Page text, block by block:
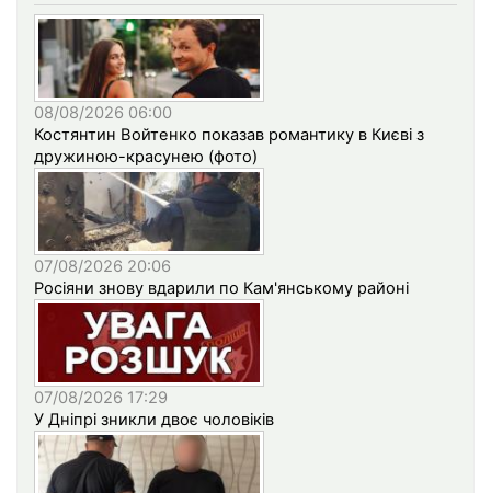
08/08/2026 06:00
Костянтин Войтенко показав романтику в Києві з
дружиною-красунею (фото)
07/08/2026 20:06
Росіяни знову вдарили по Кам'янському районі
07/08/2026 17:29
У Дніпрі зникли двоє чоловіків